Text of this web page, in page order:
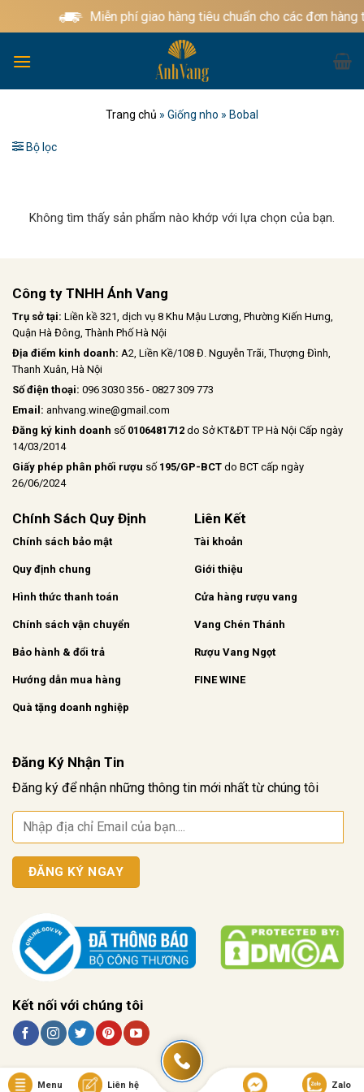
qua
dung
Miễn phí giao hàng tiêu chuẩn cho các đơn hàng
Trang chủ » Giống nho » Bobal
Bộ lọc
Không tìm thấy sản phẩm nào khớp với lựa chọn của bạn.
Công ty TNHH Ánh Vang
Trụ sở tại: Liền kề 321, dịch vụ 8 Khu Mậu Lương, Phường Kiến Hưng,
Quận Hà Đông, Thành Phố Hà Nội
Địa điểm kinh doanh: A2, Liền Kề/108 Đ. Nguyễn Trãi, Thượng Đình,
Thanh Xuân, Hà Nội
Số điện thoại: 096 3030 356 - 0827 309 773
Email: anhvang.wine@gmail.com
Đăng ký kinh doanh số 0106481712 do Sở KT&ĐT TP Hà Nội Cấp ngày
14/03/2014
Giấy phép phân phối rượu số 195/GP-BCT do BCT cấp ngày
26/06/2024
Chính Sách Quy Định
Chính sách bảo mật
Quy định chung
Hình thức thanh toán
Chính sách vận chuyển
Bảo hành & đổi trả
Hướng dẫn mua hàng
Quà tặng doanh nghiệp
Liên Kết
Tài khoản
Giới thiệu
Cửa hàng rượu vang
Vang Chén Thánh
Rượu Vang Ngọt
FINE WINE
Đăng Ký Nhận Tin
Đăng ký để nhận những thông tin mới nhất từ chúng tôi
Kết nối với chúng tôi
Menu Liên hệ Zalo